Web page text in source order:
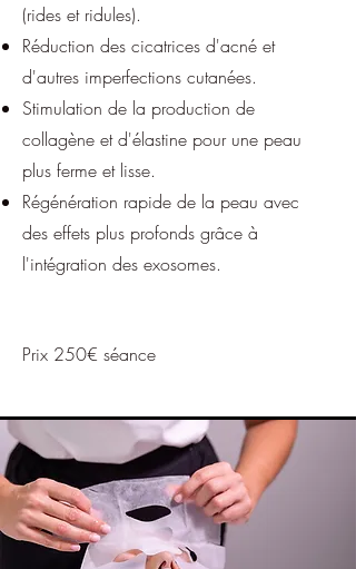
(rides et ridules).
Réduction des cicatrices d'acné et
d'autres imperfections cutanées.
Stimulation de la production de
collagène et d'élastine pour une peau
plus ferme et lisse.
Régénération rapide de la peau avec
des effets plus profonds grâce à
l'intégration des exosomes.
Prix 250€ séance